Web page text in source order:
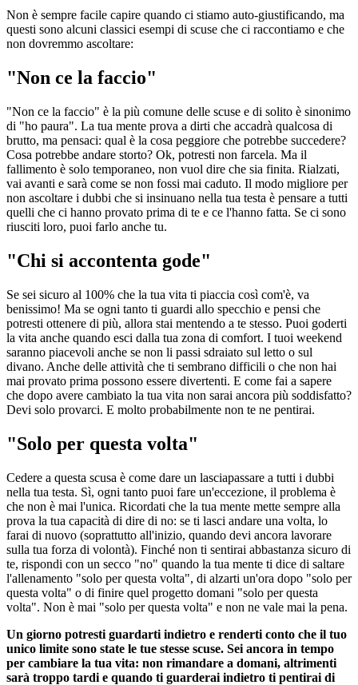
Non è sempre facile capire quando ci stiamo auto-giustificando, ma
questi sono alcuni classici esempi di scuse che ci raccontiamo e che
non dovremmo ascoltare:
"Non ce la faccio"
"Non ce la faccio" è la più comune delle scuse e di solito è sinonimo
di "ho paura". La tua mente prova a dirti che accadrà qualcosa di
brutto, ma pensaci: qual è la cosa peggiore che potrebbe succedere?
Cosa potrebbe andare storto? Ok, potresti non farcela. Ma il
fallimento è solo temporaneo, non vuol dire che sia finita. Rialzati,
vai avanti e sarà come se non fossi mai caduto. Il modo migliore per
non ascoltare i dubbi che si insinuano nella tua testa è pensare a tutti
quelli che ci hanno provato prima di te e ce l'hanno fatta. Se ci sono
riusciti loro, puoi farlo anche tu.
"Chi si accontenta gode"
Se sei sicuro al 100% che la tua vita ti piaccia così com'è, va
benissimo! Ma se ogni tanto ti guardi allo specchio e pensi che
potresti ottenere di più, allora stai mentendo a te stesso. Puoi goderti
la vita anche quando esci dalla tua zona di comfort. I tuoi weekend
saranno piacevoli anche se non li passi sdraiato sul letto o sul
divano. Anche delle attività che ti sembrano difficili o che non hai
mai provato prima possono essere divertenti. E come fai a sapere
che dopo avere cambiato la tua vita non sarai ancora più soddisfatto?
Devi solo provarci. E molto probabilmente non te ne pentirai.
"Solo per questa volta"
Cedere a questa scusa è come dare un lasciapassare a tutti i dubbi
nella tua testa. Sì, ogni tanto puoi fare un'eccezione, il problema è
che non è mai l'unica. Ricordati che la tua mente mette sempre alla
prova la tua capacità di dire di no: se ti lasci andare una volta, lo
farai di nuovo (soprattutto all'inizio, quando devi ancora lavorare
sulla tua forza di volontà). Finché non ti sentirai abbastanza sicuro di
te, rispondi con un secco "no" quando la tua mente ti dice di saltare
l'allenamento "solo per questa volta", di alzarti un'ora dopo "solo per
questa volta" o di finire quel progetto domani "solo per questa
volta". Non è mai "solo per questa volta" e non ne vale mai la pena.
Un giorno potresti guardarti indietro e renderti conto che il tuo
unico limite sono state le tue stesse scuse. Sei ancora in tempo
per cambiare la tua vita: non rimandare a domani, altrimenti
sarà troppo tardi e quando ti guarderai indietro ti pentirai di